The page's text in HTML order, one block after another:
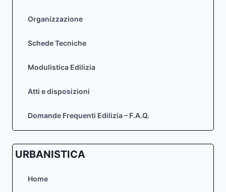
Organizzazione
Schede Tecniche
Modulistica Edilizia
Atti e disposizioni
Domande Frequenti Edilizia – F.A.Q.
URBANISTICA
Home